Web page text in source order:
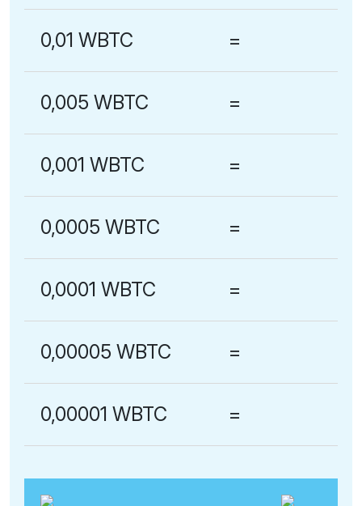
0,01 WBTC =
0,005 WBTC =
0,001 WBTC =
0,0005 WBTC =
0,0001 WBTC =
0,00005 WBTC =
0,00001 WBTC =